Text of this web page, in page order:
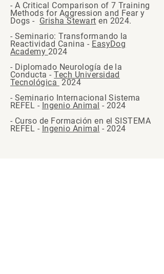
- A Critical Comparison of 7 Training
Methods for Aggression and Fear y
Dogs - Grisha Stewart en 2024.
- Seminario: Transformando la
Reactividad Canina - EasyDog
Academy 2024
- Diplomado Neurología de la
Conducta -Tech Universidad
Tecnológica 2024
- Seminario Internacional Sistema
REFEL - Ingenio Animal - 2024
- Curso de Formación en el SISTEMA
REFEL - Ingenio Animal - 2024